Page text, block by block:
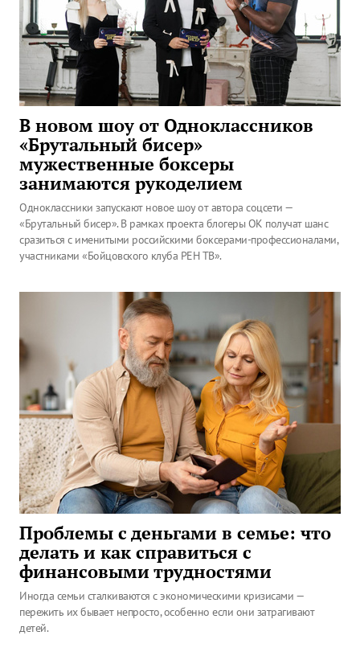
В новом шоу от Одноклассников
«Брутальный бисер»
мужественные боксеры
занимаются рукоделием
Одноклассники запускают новое шоу от автора соцсети —
«Брутальный бисер». В рамках проекта блогеры ОК получат шанс
сразиться с именитыми российскими боксерами-профессионалами,
участниками «Бойцовского клуба РЕН ТВ».
Проблемы с деньгами в семье: что
делать и как справиться с
финансовыми трудностями
Иногда семьи сталкиваются с экономическими кризисами —
пережить их бывает непросто, особенно если они затрагивают
детей.